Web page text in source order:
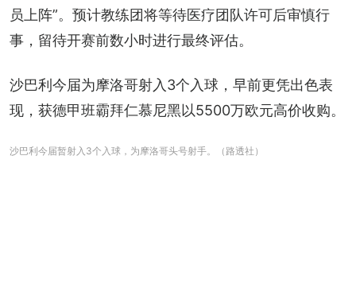
员上阵”。预计教练团将等待医疗团队许可后审慎行
事，留待开赛前数小时进行最终评估。
沙巴利今届为摩洛哥射入3个入球，早前更凭出色表
现，获德甲班霸拜仁慕尼黑以5500万欧元高价收购。
沙巴利今届暂射入3个入球，为摩洛哥头号射手。（路透社）